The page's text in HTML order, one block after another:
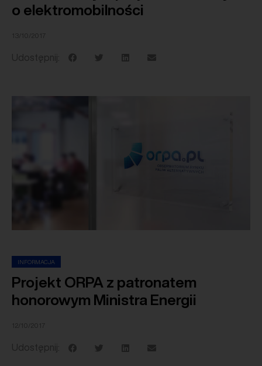
o elektromobilności
Udostępnij:
INFORMACJA
Projekt ORPA z patronatem
honorowym Ministra Energii
Udostępnij: